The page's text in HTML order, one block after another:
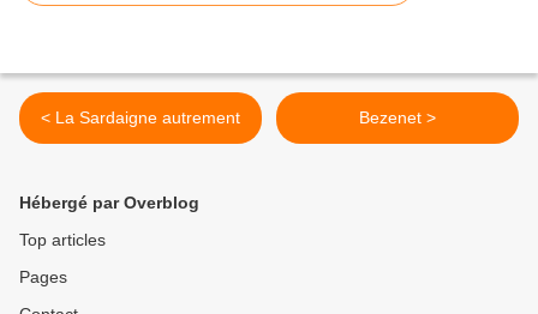
< La Sardaigne autrement Bezenet >
Hébergé par Overblog
Top articles
Pages